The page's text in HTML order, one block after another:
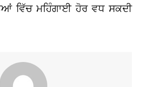
ਵਿੱਚ ਮਹਿੰਗਾਈ ਹੋਰ ਵਧ ਸਕਦੀ